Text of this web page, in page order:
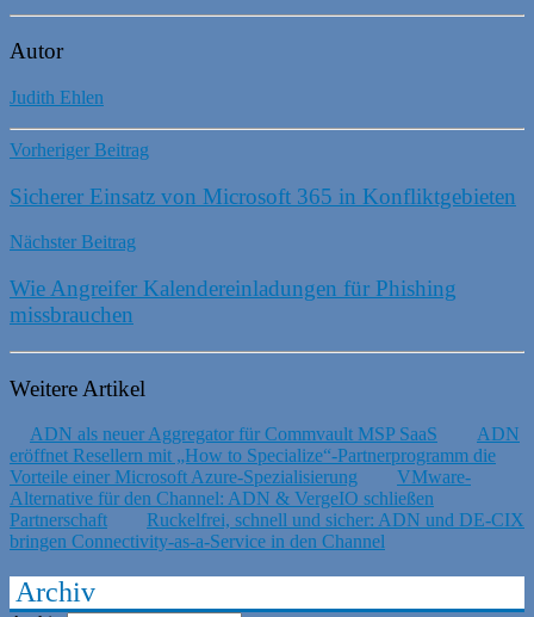
Autor
Judith Ehlen
Vorheriger Beitrag
Sicherer Einsatz von Microsoft 365 in Konfliktgebieten
Nächster Beitrag
Wie Angreifer Kalendereinladungen für Phishing
missbrauchen
Weitere Artikel
ADN als neuer Aggregator für Commvault MSP SaaS
ADN
eröffnet Resellern mit „How to Specialize“-Partnerprogramm die
Vorteile einer Microsoft Azure-Spezialisierung
VMware-
Alternative für den Channel: ADN & VergeIO schließen
Partnerschaft
Ruckelfrei, schnell und sicher: ADN und DE-CIX
bringen Connectivity-as-a-Service in den Channel
Archiv